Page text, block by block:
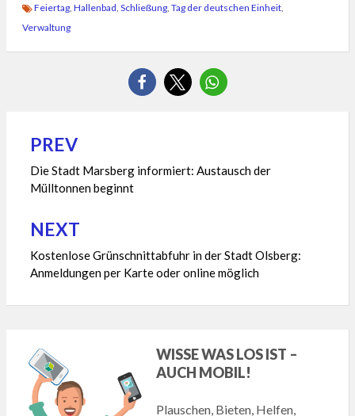
Feiertag, Hallenbad Schließung, Tag der deutschen Einheit,
Verwaltung
Beitragsnavigation
PREV
Die Stadt Marsberg informiert: Austausch der
Mülltonnen beginnt
NEXT
Kostenlose Grünschnittabfuhr in der Stadt Olsberg:
Anmeldungen per Karte oder online möglich
WISSE WAS LOS IST –
AUCH MOBIL!
Plauschen, Bieten, Helfen,